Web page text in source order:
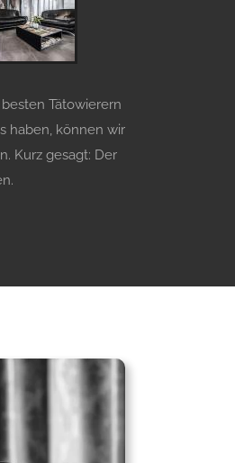
Tätowierern
haben, können wir
Kurz gesagt: Der